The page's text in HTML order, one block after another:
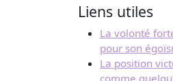
Liens utiles
La volonté
pour son
La position
comme